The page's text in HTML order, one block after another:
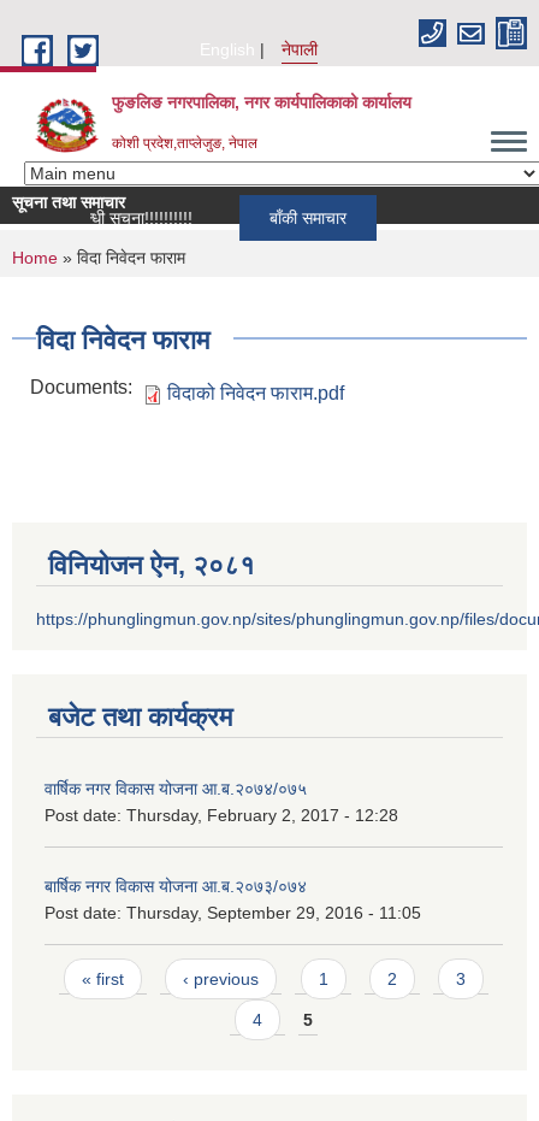
English
नेपाली
फुङलिङ नगरपालिका, नगर कार्यपालिकाको कार्यालय
कोशी प्रदेश,ताप्लेजुङ, नेपाल
सूचना तथा समाचार
सम्बन्धी सूचना!!!!!!!!!!
बाँकी समाचार
You are here
Home » विदा निवेदन फाराम
विदा निवेदन फाराम
Documents: विदाको निवेदन फाराम.pdf
विनियोजन ऐन‚ २०८१
https://phunglingmun.gov.np/sites/phunglingmun.gov.np/files/
बजेट तथा कार्यक्रम
वार्षिक नगर विकास योजना आ.ब.२०७४/०७५
Post date: Thursday, February 2, 2017 - 12:28
बार्षिक नगर विकास योजना आ.ब.२०७३/०७४
Post date: Thursday, September 29, 2016 - 11:05
Pages
« first ‹ previous 1 2 3
4 5